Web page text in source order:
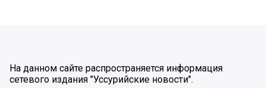
На данном сайте распространяется информация
сетевого издания "Уссурийские новости".